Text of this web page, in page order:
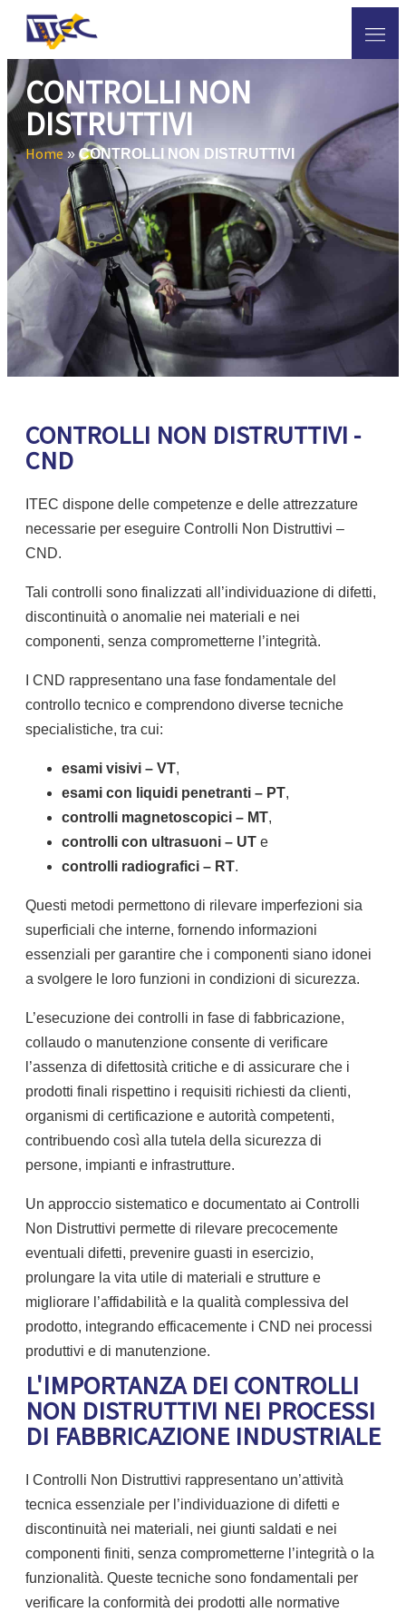
CONTROLLI NON
DISTRUTTIVI
Home » CONTROLLI NON DISTRUTTIVI
CONTROLLI NON DISTRUTTIVI -
CND
ITEC dispone delle competenze e delle attrezzature
necessarie per eseguire Controlli Non Distruttivi –
CND.
Tali controlli sono finalizzati all’individuazione di difetti,
discontinuità o anomalie nei materiali e nei
componenti, senza comprometterne l’integrità.
I CND rappresentano una fase fondamentale del
controllo tecnico e comprendono diverse tecniche
specialistiche, tra cui:
esami visivi – VT,
esami con liquidi penetranti – PT,
controlli magnetoscopici – MT,
controlli con ultrasuoni – UT e
controlli radiografici – RT.
Questi metodi permettono di rilevare imperfezioni sia
superficiali che interne, fornendo informazioni
essenziali per garantire che i componenti siano idonei
a svolgere le loro funzioni in condizioni di sicurezza.
L’esecuzione dei controlli in fase di fabbricazione,
collaudo o manutenzione consente di verificare
l’assenza di difettosità critiche e di assicurare che i
prodotti finali rispettino i requisiti richiesti da clienti,
organismi di certificazione e autorità competenti,
contribuendo così alla tutela della sicurezza di
persone, impianti e infrastrutture.
Un approccio sistematico e documentato ai Controlli
Non Distruttivi permette di rilevare precocemente
eventuali difetti, prevenire guasti in esercizio,
prolungare la vita utile di materiali e strutture e
migliorare l’affidabilità e la qualità complessiva del
prodotto, integrando efficacemente i CND nei processi
produttivi e di manutenzione.
L'IMPORTANZA DEI CONTROLLI
NON DISTRUTTIVI NEI PROCESSI
DI FABBRICAZIONE INDUSTRIALE
I Controlli Non Distruttivi rappresentano un’attività
tecnica essenziale per l’individuazione di difetti e
discontinuità nei materiali, nei giunti saldati e nei
componenti finiti, senza comprometterne l’integrità o la
funzionalità. Queste tecniche sono fondamentali per
verificare la conformità dei prodotti alle normative